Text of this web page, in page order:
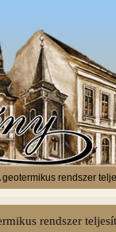
geotermikus rendszer
rendszer